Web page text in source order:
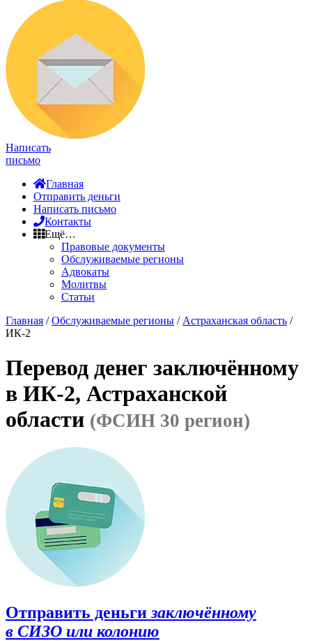
Написать
письмо
Главная
Отправить деньги
Написать письмо
Контакты
Ещё…
Правовые документы
Обслуживаемые регионы
Адвокаты
Молитвы
Статьи
Главная /Обслуживаемые регионы / Астраханская область /
ИК-2
Перевод денег заключённому
в ИК-2, Астраханской
области (ФСИН 30 регион)
Отправить деньги заключённому
в СИЗО или колонию